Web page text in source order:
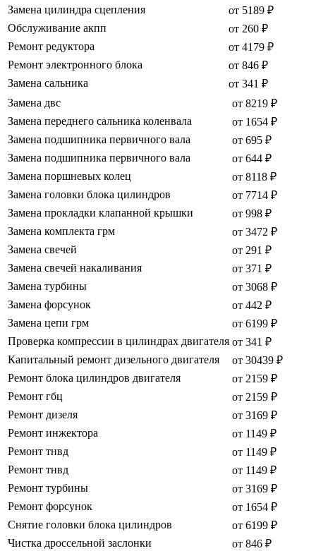
Замена цилиндра сцепления
от 5189 ₽
Обслуживание акпп
от 260 ₽
Ремонт редуктора
от 4179 ₽
Ремонт электронного блока
от 846 ₽
Замена сальника
от 341 ₽
Замена двс
от 8219 ₽
Замена переднего сальника коленвала
от 1654 ₽
Замена подшипника первичного вала
от 695 ₽
Замена подшипника первичного вала
от 644 ₽
Замена поршневых колец
от 8118 ₽
Замена головки блока цилиндров
от 7714 ₽
Замена прокладки клапанной крышки
от 998 ₽
Замена комплекта грм
от 3472 ₽
Замена свечей
от 291 ₽
Замена свечей накаливания
от 371 ₽
Замена турбины
от 3068 ₽
Замена форсунок
от 442 ₽
Замена цепи грм
от 6199 ₽
Проверка компрессии в цилиндрах двигателя от 341 ₽
Капитальный ремонт дизельного двигателя
от 30439 ₽
Ремонт блока цилиндров двигателя
от 2159 ₽
Ремонт гбц
от 2159 ₽
Ремонт дизеля
от 3169 ₽
Ремонт инжектора
от 1149 ₽
Ремонт тнвд
от 1149 ₽
Ремонт тнвд
от 1149 ₽
Ремонт турбины
от 3169 ₽
Ремонт форсунок
от 1654 ₽
Снятие головки блока цилиндров
от 6199 ₽
Чистка дроссельной заслонки
от 846 ₽